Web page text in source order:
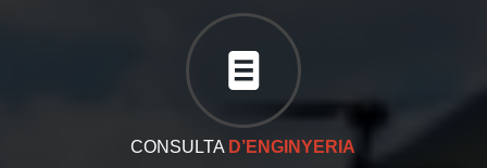
CONSULTA D’ENGINYERIA